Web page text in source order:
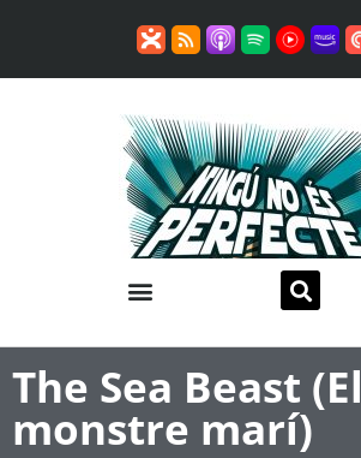
The Sea Beast (El
monstre marí)